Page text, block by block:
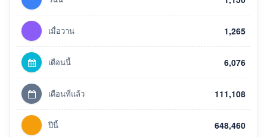
เมื่อวาน 1,265
เดือนนี้ 6,076
เดือนที่แล้ว 111,108
ปีนี้ 648,460